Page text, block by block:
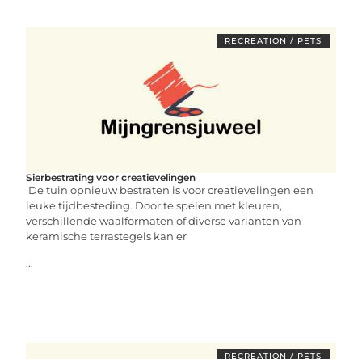
RECREATION / PETS
Sierbestrating voor creatievelingen
De tuin opnieuw bestraten is voor creatievelingen een
leuke tijdbesteding. Door te spelen met kleuren,
verschillende waalformaten of diverse varianten van
keramische terrastegels kan er
...
RECREATION / PETS